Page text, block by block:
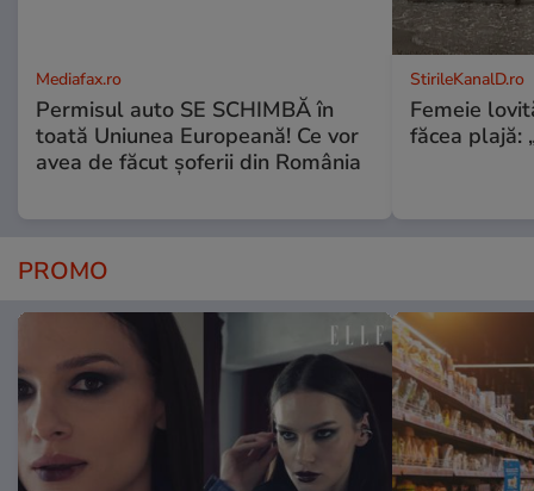
Mediafax.ro
Permisul auto SE SCHIMBĂ în
toată Uniunea Europeană! Ce vor
avea de făcut șoferii din România
StirileKanalD.ro
Femeie
făcea plajă:
PROMO